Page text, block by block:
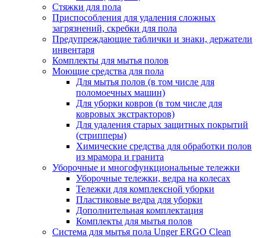
Стяжки для пола
Приспособления для удаления сложных
загрязнений, скребки для пола
Предупреждающие таблички и знаки, держатели
инвентаря
Комплекты для мытья полов
Моющие средства для пола
Для мытья полов (в том числе для
поломоечных машин)
Для уборки ковров (в том числе для
ковровых экстракторов)
Для удаления старых защитных покрытий
(стрипперы)
Химические средства для обработки полов
из мрамора и гранита
Уборочные и многофункциональные тележки
Уборочные тележки, ведра на колесах
Тележки для комплексной уборки
Пластиковые ведра для уборки
Дополнительная комплектация
Комплекты для мытья полов
Система для мытья пола Unger ERGO Clean